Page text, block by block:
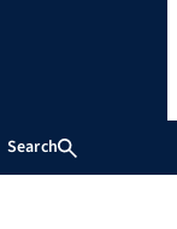
Search